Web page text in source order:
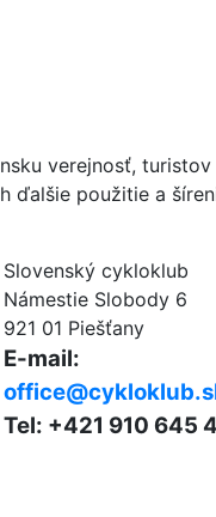
verejnosť,
použitie a
Slovenský cykloklub
Námestie Slobody 6
921 01 Piešťany
E-mail:
Tel: +421 910 645